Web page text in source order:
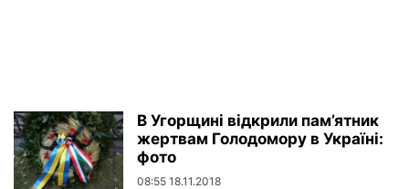
В Угорщині відкрили пам’ятник
жертвам Голодомору в Україні:
фото
08:55 18.11.2018